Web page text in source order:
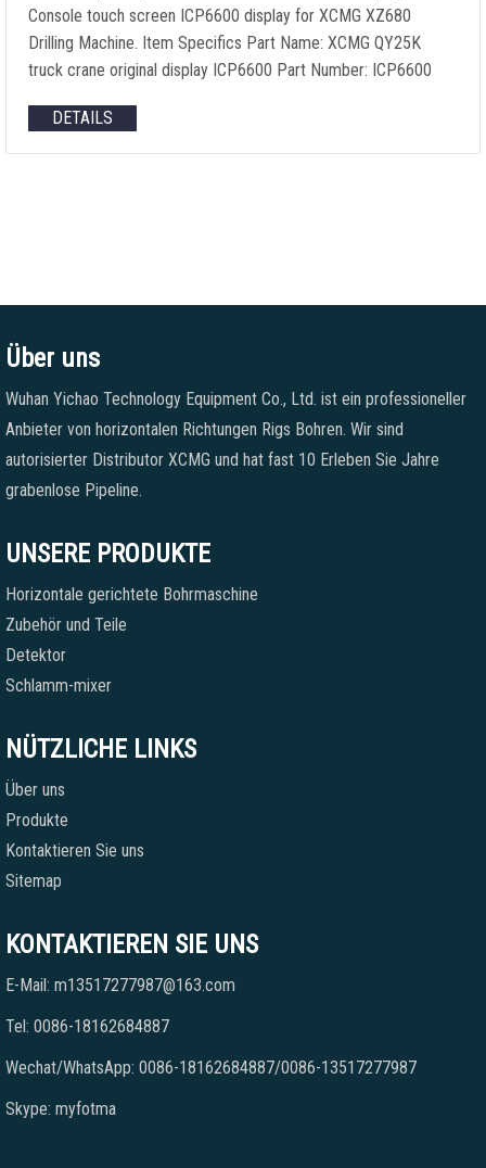
Console touch screen ICP6600 display for XCMG XZ680
Drilling Machine. Item Specifics Part Name: XCMG QY25K
truck crane original display ICP6600 Part Number: ICP6600
DETAILS
Über uns
Wuhan Yichao Technology Equipment Co., Ltd. ist ein professioneller
Anbieter von horizontalen Richtungen Rigs Bohren. Wir sind
autorisierter Distributor XCMG und hat fast 10 Erleben Sie Jahre
grabenlose Pipeline.
UNSERE PRODUKTE
Horizontale gerichtete Bohrmaschine
Zubehör und Teile
Detektor
Schlamm-mixer
NÜTZLICHE LINKS
Über uns
Produkte
Kontaktieren Sie uns
Sitemap
KONTAKTIEREN SIE UNS
E-Mail: m13517277987@163.com
Tel: 0086-18162684887
Wechat/WhatsApp: 0086-18162684887/0086-13517277987
Skype: myfotma